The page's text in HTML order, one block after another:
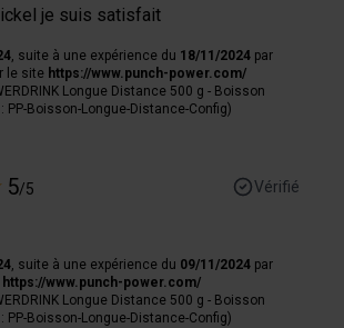
je suis satisfait
, suite à une expérience du 18/11/2024 par
le site https://www.punch-power.com/
Longue Distance 500 g - Boisson
PP-Boisson-Longue-Distance-Config)
5/5 Vérifié
, suite à une expérience du 09/11/2024 par
https://www.punch-power.com/
Longue Distance 500 g - Boisson
PP-Boisson-Longue-Distance-Config)